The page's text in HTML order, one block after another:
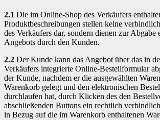
2.1 Die im Online-Shop des Verkäufers
Produktbeschreibungen stellen keine
des Verkäufers dar, sondern dienen zur Abgabe
Angebots durch den Kunden.
2.2 Der Kunde kann das Angebot über das in
Verkäufers integrierte Online-Bestellformular
der Kunde, nachdem er die ausgewählten
Warenkorb gelegt und den elektronischen
durchlaufen hat, durch Klicken des den
abschließenden Buttons ein rechtlich
in Bezug auf die im Warenkorb enthaltenen